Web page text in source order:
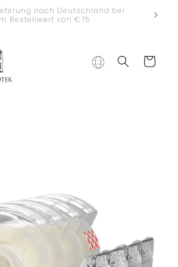
nach Deutschland bei
Bestellwert von €75
Warenkorb